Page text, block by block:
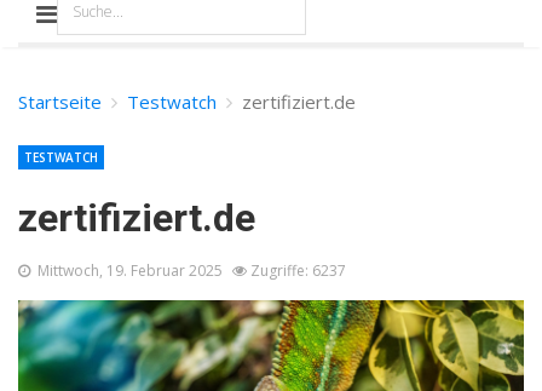
Startseite Testwatch zertifiziert.de
zertifiziert.de
TESTWATCH
Mittwoch, 19. Februar 2025 Zugriffe: 6237